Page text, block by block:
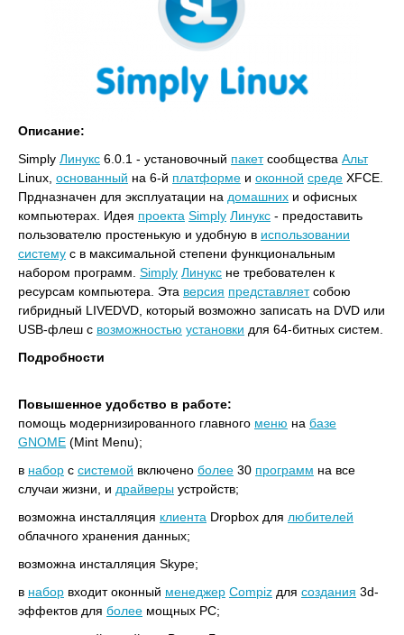
Описание:
Simply Линукс 6.0.1 - установочный пакетсообщества Альт
Linux, основанный на 6-й платформе и оконной среде XFCE.
Прдназначен для эксплуатации на домашних и офисных
компьютерах. Идея проекта Simply Линукс - предоставить
пользователю простенькую и удобную в использовании
систему с в максимальной степени функциональным
набором программ. Simply Линукс не требователен к
ресурсам компьютера. Эта версия представляетсобою
гибридный LIVEDVD, который возможно записать на DVD или
USB-флеш с возможностью установки для 64-битных систем.
Подробности
Повышенное удобство в работе:
помощь модернизированного главного меню на базе
GNOME (Mint Menu);
в набор с системой включено более 30 программ на все
случаи жизни, и драйверы устройств;
возможна инсталляция клиента Dropbox для любителей
облачного хранения данных;
возможна инсталляция Skype;
в набор входит оконный менеджер Compiz для создания 3d-
эффектов для более мощных PC;